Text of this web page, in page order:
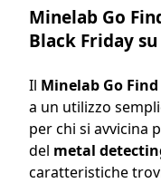
Minelab Go
Black Friday
Il Minelab Go Find
a un utilizzo
per chi si avvicina
del metal
caratteristiche